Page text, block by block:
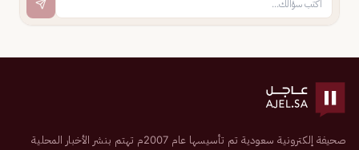
صحيفة إلكترونية سعودية تم تأسيسها عام 2007م تهتم بنشر الأخبار المحلية